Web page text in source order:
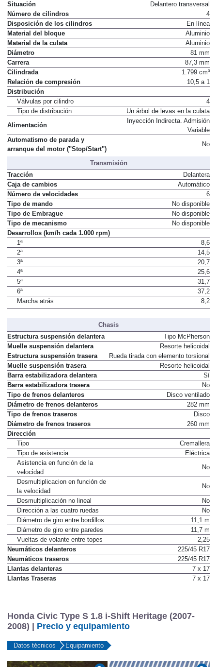
Situación
Delantero transversal
Número de cilindros
4
Disposición de los cilindros
En línea
Material del bloque
Aluminio
Material de la culata
Aluminio
Diámetro
81 mm
Carrera
87,3 mm
Cilindrada
1.799 cm³
Relación de compresión
10,5 a 1
Distribución
Válvulas por cilindro
4
Tipo de distribución
Un árbol de levas en la culata
Alimentación
Inyección Indirecta. Admisión
Variable
Automatismo de parada y
arranque del motor ("Stop/Start")
No
Transmisión
Tracción
Delantera
Caja de cambios
Automático
Número de velocidades
6
Tipo de mando
No disponible
Tipo de Embrague
No disponible
Tipo de mecanismo
No disponible
Desarrollos (km/h cada 1.000 rpm)
1ª
8,6
2ª
14,5
3ª
20,7
4ª
25,6
5ª
31,7
6ª
37,2
Marcha atrás
8,2
Chasis
Estructura suspensión delantera
Tipo McPherson
Muelle suspensión delantera
Resorte helicoidal
Estructura suspensión trasera
Rueda tirada con elemento torsional
Muelle suspensión trasera
Resorte helicoidal
Barra estabilizadora delantera
Sí
Barra estabilizadora trasera
No
Tipo de frenos delanteros
Disco ventilado
Diámetro de frenos delanteros
282 mm
Tipo de frenos traseros
Disco
Diámetro de frenos traseros
260 mm
Dirección
Tipo
Cremallera
Tipo de asistencia
Eléctrica
Asistencia en función de la
velocidad
No
Desmultiplicacion en función de
la velocidad
No
Desmultiplicación no lineal
No
Dirección a las cuatro ruedas
No
Diámetro de giro entre bordillos
11,1 m
Diámetro de giro entre paredes
11,7 m
Vueltas de volante entre topes
2,25
Neumáticos delanteros
225/45 R17
Neumáticos traseros
225/45 R17
Llantas delanteras
7 x 17
Llantas Traseras
7 x 17
Honda Civic Type S 1.8 i-Shift Heritage (2007-
2008) | Precio y equipamiento
Datos técnicos Equipamiento